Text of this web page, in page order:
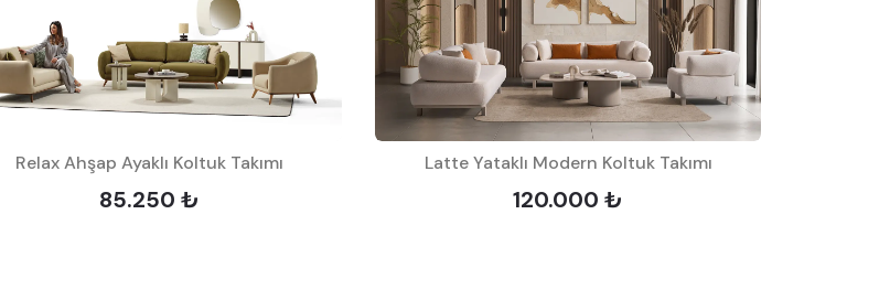
Relax Ahşap Ayaklı Koltuk Takımı
85.250 ₺
Latte Yataklı Modern Koltuk Takımı
120.000 ₺